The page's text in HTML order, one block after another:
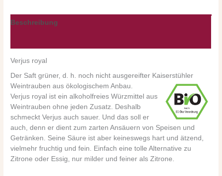
Beschreibung
Verjus royal
Der Saft grüner, d. h. noch nicht ausgereifter Kaiserstühler
Weintrauben aus ökologischem Anbau.
Verjus royal ist ein alkoholfreies Würzmittel aus
Weintrauben ohne jeden Zusatz. Deshalb
schmeckt Verjus auch sauer. Und das soll er
auch, denn er dient zum zarten Ansäuern von Speisen und
Getränken. Seine Säure ist aber keineswegs hart und ätzend,
vielmehr fruchtig und fein. Einfach eine tolle Alternative zu
Zitrone oder Essig, nur milder und feiner als Zitrone.